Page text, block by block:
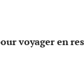
voyager en